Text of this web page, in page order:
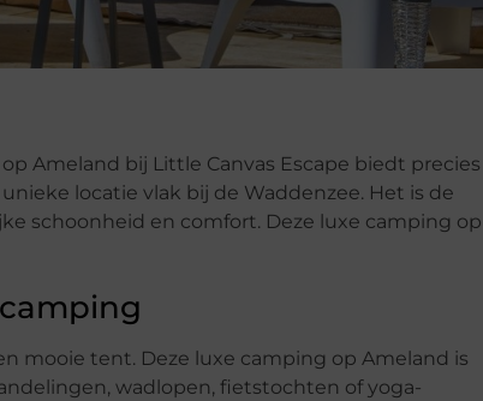
Ameland bij Little Canvas Escape biedt precies
locatie vlak bij de Waddenzee. Het is de
schoonheid en comfort. Deze luxe camping op
mooie tent. Deze luxe camping op Ameland is
wadlopen, fietstochten of yoga-